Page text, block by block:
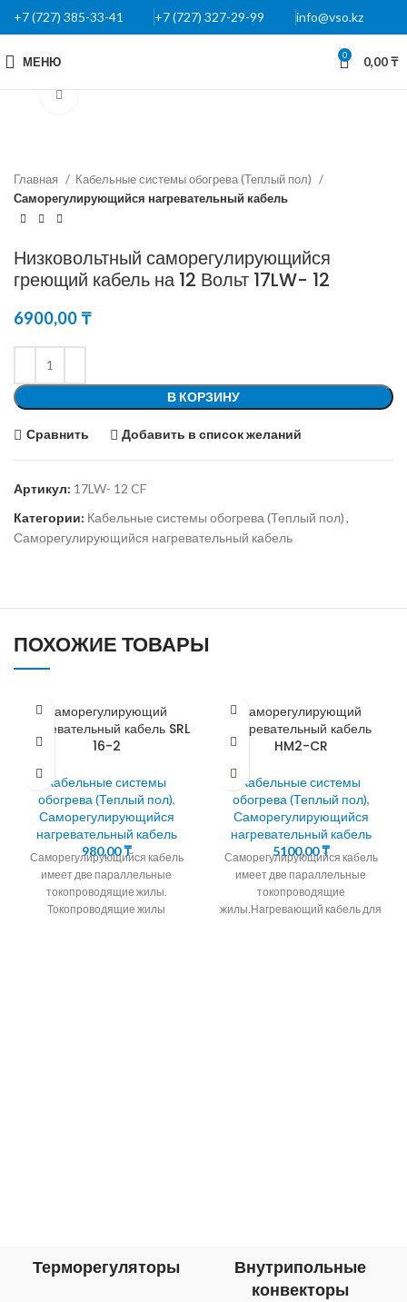
+7 (727) 385-33-41 +7 (727) 327-29-99 info@vso.kz
МЕНЮ 0 0,00₸
Главная
Кабельные системы обогрева (Теплый пол)
Саморегулирующийся нагревательный кабель
Низковольтный саморегулирующийся
греющий кабель на 12 Вольт 17LW- 12
6900,00₸
В КОРЗИНУ
Сравнить Добавить в список желаний
Артикул: 17LW- 12 CF
Категории: Кабельные системы обогрева (Теплый пол),
Саморегулирующийся нагревательный кабель
ПОХОЖИЕ ТОВАРЫ
Саморегулирующий
нагревательный кабель SRL
16-2
Кабельные системы
обогрева (Теплый пол),
Саморегулирующийся
нагревательный кабель
980,00₸
Саморегулирующийся кабель
имеет две параллельные
токопроводящие жилы.
Токопроводящие жилы
Саморегулирующий
нагревательный кабель
HM2-CR
Кабельные системы
обогрева (Теплый пол),
Саморегулирующийся
нагревательный кабель
5100,00₸
Саморегулирующийся кабель
имеет две параллельные
токопроводящие
жилы.Нагревающий кабель для
Терморегуляторы
Внутрипольные
конвекторы